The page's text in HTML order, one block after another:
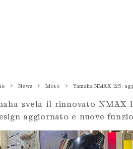
News Moto Yamaha NMAX 125:
svela il rinnovato NMAX
aggiornato e nuove